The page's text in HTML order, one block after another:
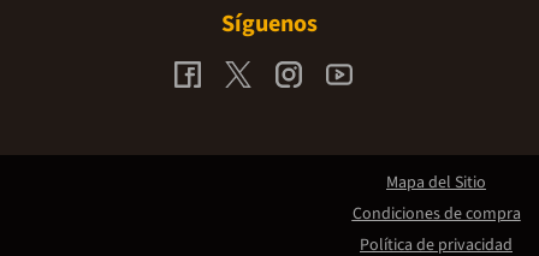
Síguenos
Mapa del Sitio
Condiciones de compra
Política de privacidad